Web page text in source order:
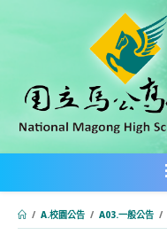
內
/ A.校園公告 / A03.一般公告 /